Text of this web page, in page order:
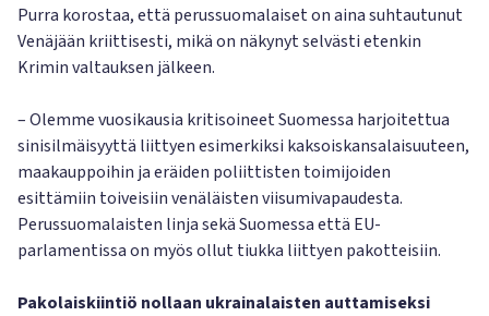
Purra korostaa, että perussuomalaiset on aina suhtautunut
Venäjään kriittisesti, mikä on näkynyt selvästi etenkin
Krimin valtauksen jälkeen.
– Olemme vuosikausia kritisoineet Suomessa harjoitettua
sinisilmäisyyttä liittyen esimerkiksi kaksoiskansalaisuuteen,
maakauppoihin ja eräiden poliittisten toimijoiden
esittämiin toiveisiin venäläisten viisumivapaudesta.
Perussuomalaisten linja sekä Suomessa että EU-
parlamentissa on myös ollut tiukka liittyen pakotteisiin.
Pakolaiskiintiö nollaan ukrainalaisten auttamiseksi